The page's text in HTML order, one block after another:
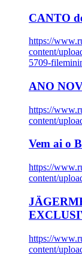
CANTO
https://
content/
5709-
ANO
https://
content/
Vem ai o
https://
content/
https://
content/